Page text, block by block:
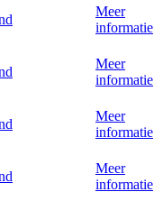
Meer
informatie
Meer
informatie
Meer
informatie
Meer
informatie